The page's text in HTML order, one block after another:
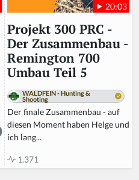
20:03
Projekt 300 PRC -
Der Zusammenbau -
Remington 700
Umbau Teil 5
WALDFEIN - Hunting &
Shooting
Der finale Zusammenbau - auf
diesen Moment haben Helge und
ich lang...
1.371